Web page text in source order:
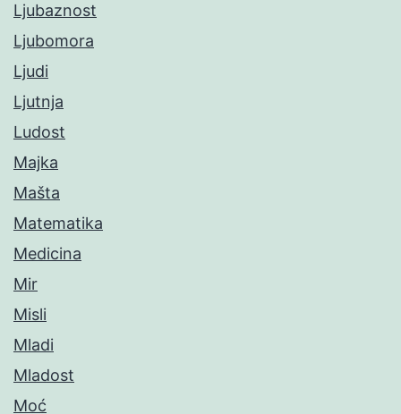
Ljubaznost
Ljubomora
Ljudi
Ljutnja
Ludost
Majka
Mašta
Matematika
Medicina
Mir
Misli
Mladi
Mladost
Moć